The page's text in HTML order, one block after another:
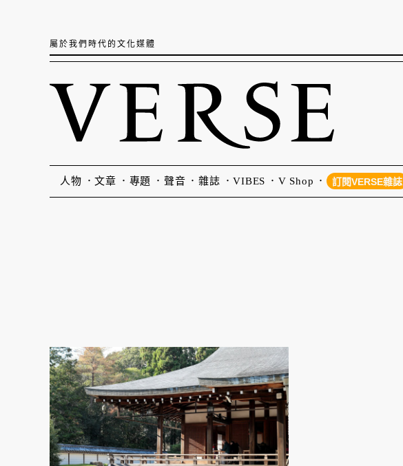
屬於我們時代的文化媒體
人物 文章 專題 聲音 雜誌 VIBES V Shop 訂閱VERSE雜誌